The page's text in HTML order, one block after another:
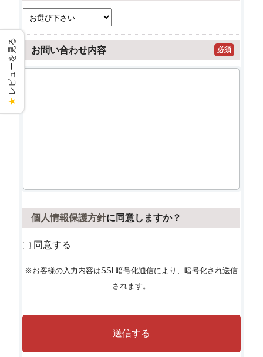
お問い合わせ内容 必須
個人情報保護方針に同意しますか？
同意する
※お客様の入力内容はSSL暗号化通信により、暗号化され送信
されます。
★
レビューを見る